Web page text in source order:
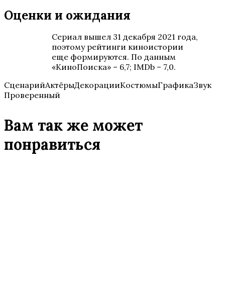
Оценки и ожидания
Сериал вышел 31 декабря 2021 года,
поэтому рейтинги киноистории
еще формируются. По данным
«КиноПоиска» – 6,7; IMDb – 7,0.
СценарийАктёрыДекорацииКостюмыГрафикаЗвук
Проверенный
Вам так же может
понравиться